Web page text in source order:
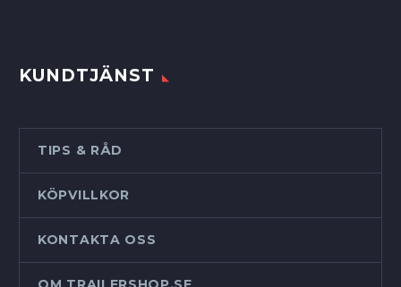
KUNDTJÄNST
TIPS & RÅD
KÖPVILLKOR
KONTAKTA OSS